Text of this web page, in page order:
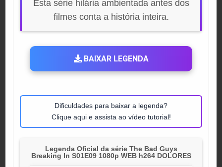
Esta série hilária ambientada antes dos
filmes conta a história inteira.
BAIXAR LEGENDA
Dificuldades para baixar a legenda?
Clique aqui e assista ao vídeo tutorial!
Legenda Oficial da série The Bad Guys
Breaking In S01E09 1080p WEB h264 DOLORES